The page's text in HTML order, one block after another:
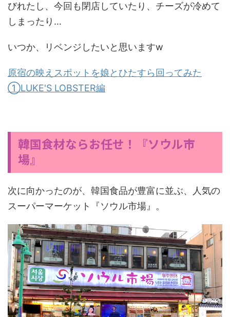
びれたし、今回も閉店していたり、チーズが冷めて
しまったり…
いつか、リベンジしたいと思いますw
原宿の映えスポットを娘とひたすら回ってみた
①LUKE'S LOBSTER編
韓国食材ならお任せ！『ソウル市
場』
次に向かったのが、韓国食品が豊富に並ぶ、人気の
スーパーマーケット『ソウル市場』。